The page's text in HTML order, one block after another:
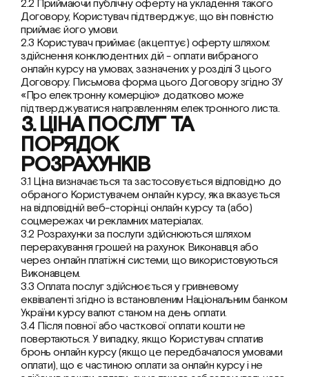
2.2 Приймаючи публічну оферту на укладення такого
Договору, Користувач підтверджує, що він повністю
приймає його умови.
2.3 Користувач приймає (акцептує) оферту шляхом:
здійснення конклюдентних дій - оплати вибраного
онлайн курсу на умовах, зазначених у розділі 3 цього
Договору. Письмова форма цього Договору згідно ЗУ
«Про електронну комерцію» додатково може
підтверджуватися направленням електронного листа.
3. ЦІНА ПОСЛУГ ТА
ПОРЯДОК
РОЗРАХУНКІВ
3.1 Ціна визначається та застосовується відповідно до
обраного Користувачем онлайн курсу, яка вказується
на відповідній веб-сторінці онлайн курсу та (або)
соцмережах чи рекламних матеріалах.
3.2 Розрахунки за послуги здійснюються шляхом
перерахування грошей на рахунок Виконавця або
через онлайн платіжні системи, що використовуються
Виконавцем.
3.3 Оплата послуг здійснюється у гривневому
еквіваленті згідно із встановленим Національним банком
України курсу валют станом на день оплати.
3.4 Після повної або часткової оплати кошти не
повертаються. У випадку, якщо Користувач сплатив
бронь онлайн курсу (якщо це передбачалося умовами
оплати), що є частиною оплати за онлайн курсу і не